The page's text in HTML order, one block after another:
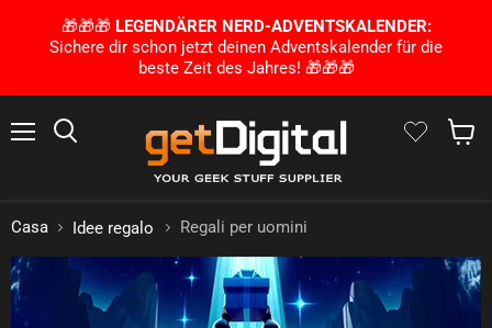
🎁🎁🎁 LEGENDÄRER NERD-ADVENTSKALENDER:
Sichere dir schon jetzt deinen Adventskalender für die
beste Zeit des Jahres! 🎁🎁🎁
Casa Idee regalo Regali per uomini